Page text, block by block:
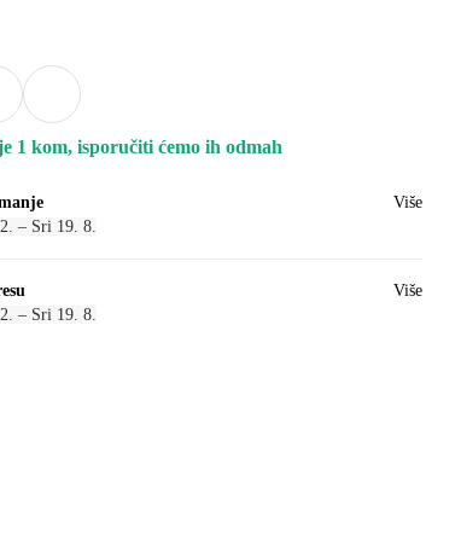
1 kom, isporučiti ćemo ih odmah
– Sri 19. 8.
Više
– Sri 19. 8.
Više